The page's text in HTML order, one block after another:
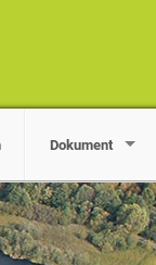
Dokument